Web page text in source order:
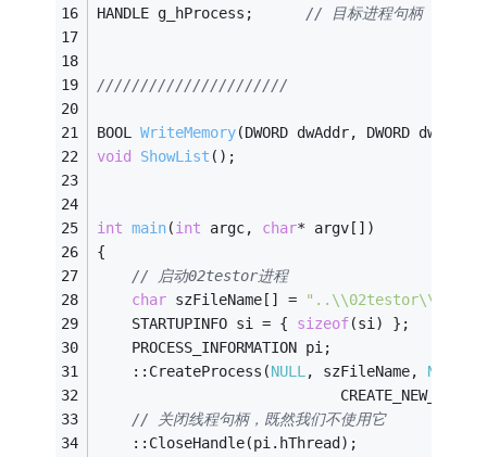
// 目标进程句柄
//////////////////////
BOOL WriteMemory(DWORD dwAddr, DWORD
void
ShowList () ;
int main(int argc, char* argv[])
{
// 启动02testor进程
char szFileName[] =
	STARTUPINFO si = {
sizeof(si) };
	PROCESS_INFORMATION pi;
	::CreateProcess(
NULL, szFileName, NULL
// 关闭线程句柄，既然我们不使用它
	::CloseHandle(pi.hThread);